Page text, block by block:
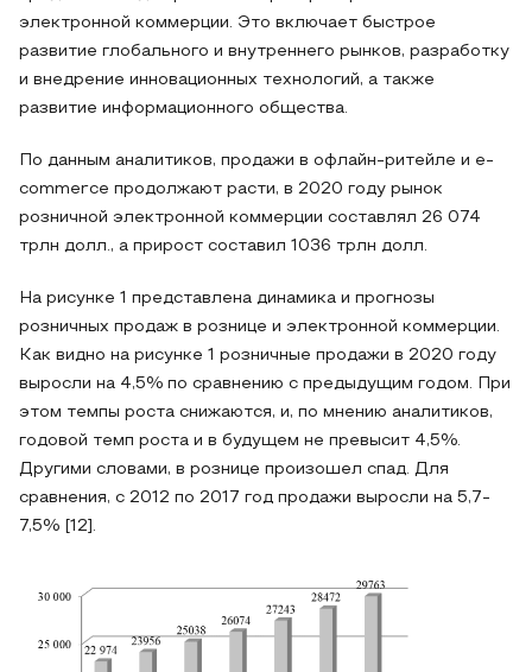
электронной коммерции. Это включает быстрое
развитие глобального и внутреннего рынков, разработку
и внедрение инновационных технологий, а также
развитие информационного общества.
По данным аналитиков, продажи в офлайн-ритейле и e-
commerce продолжают расти, в 2020 году рынок
розничной электронной коммерции составлял 26 074
трлн долл., а прирост составил 1036 трлн долл.
На рисунке 1 представлена динамика и прогнозы
розничных продаж в рознице и электронной коммерции.
Как видно на рисунке 1 розничные продажи в 2020 году
выросли на 4,5% по сравнению с предыдущим годом. При
этом темпы роста снижаются, и, по мнению аналитиков,
годовой темп роста и в будущем не превысит 4,5%.
Другими словами, в рознице произошел спад. Для
сравнения, с 2012 по 2017 год продажи выросли на 5,7-
7,5% [12].